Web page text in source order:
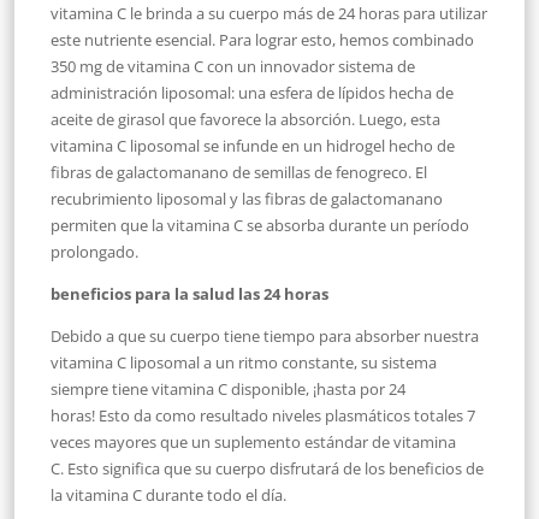
vitamina C le brinda a su cuerpo más de 24 horas para utilizar
este nutriente esencial. Para lograr esto, hemos combinado
350 mg de vitamina C con un innovador sistema de
administración liposomal: una esfera de lípidos hecha de
aceite de girasol que favorece la absorción. Luego, esta
vitamina C liposomal se infunde en un hidrogel hecho de
fibras de galactomanano de semillas de fenogreco. El
recubrimiento liposomal y las fibras de galactomanano
permiten que la vitamina C se absorba durante un período
prolongado.
beneficios para la salud las 24 horas
Debido a que su cuerpo tiene tiempo para absorber nuestra
vitamina C liposomal a un ritmo constante, su sistema
siempre tiene vitamina C disponible, ¡hasta por 24
horas! Esto da como resultado niveles plasmáticos totales 7
veces mayores que un suplemento estándar de vitamina
C. Esto significa que su cuerpo disfrutará de los beneficios de
la vitamina C durante todo el día.